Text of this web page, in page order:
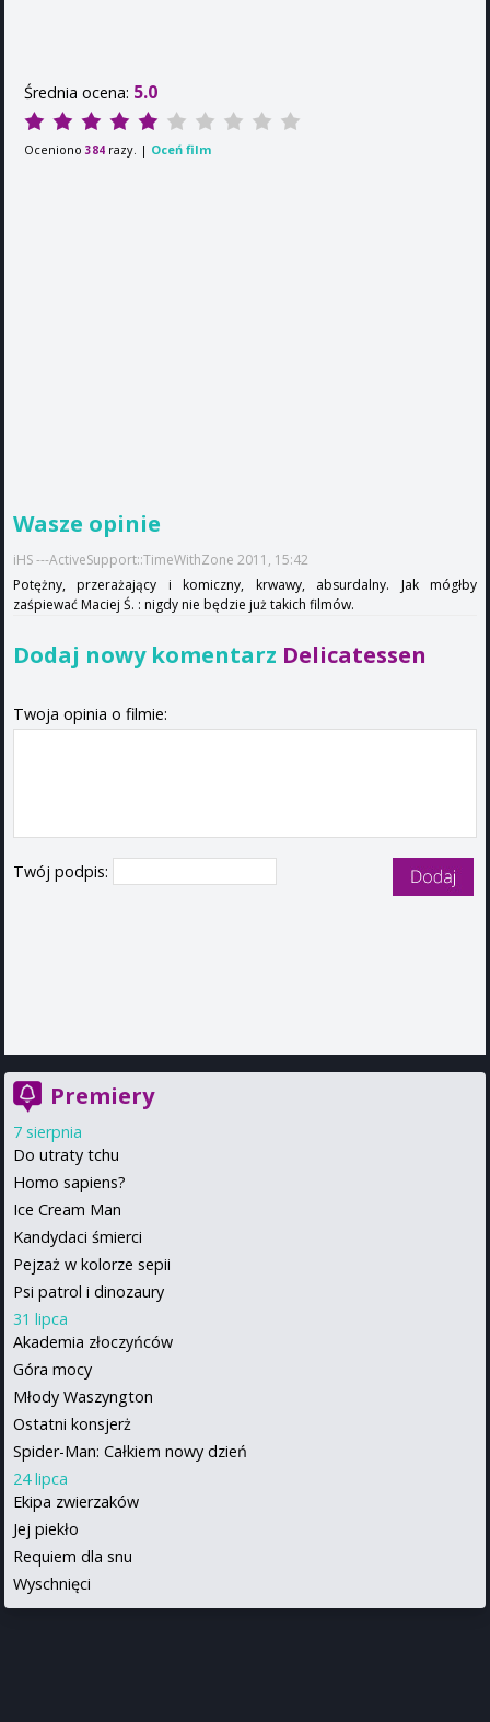
Średnia ocena: 5.0
Oceniono 384 razy. | Oceń film
Wasze opinie
iHS ---ActiveSupport::TimeWithZone 2011, 15:42
Potężny, przerażający i komiczny, krwawy, absurdalny. Jak mógłby
zaśpiewać Maciej Ś. : nigdy nie będzie już takich filmów.
Dodaj nowy komentarz Delicatessen
Twoja opinia o filmie:
Twój podpis:
Premiery
7 sierpnia
Do utraty tchu
Homo sapiens?
Ice Cream Man
Kandydaci śmierci
Pejzaż w kolorze sepii
Psi patrol i dinozaury
31 lipca
Akademia złoczyńców
Góra mocy
Młody Waszyngton
Ostatni konsjerż
Spider-Man: Całkiem nowy dzień
24 lipca
Ekipa zwierzaków
Jej piekło
Requiem dla snu
Wyschnięci